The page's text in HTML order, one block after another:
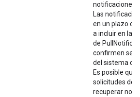
notificaciones
Las
en un plazo de
a incluir en la
de
confirmen se
del sistema de
Es posible que
solicitudes de
recuperar